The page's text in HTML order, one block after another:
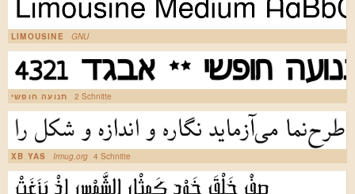
LIMOUSINE GNU
תנועה חופשי 2 Schnitte
XB YAS Irmug.org 4 Schnitte